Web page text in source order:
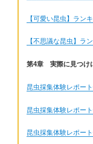
【可愛い昆虫】ラン
【不思議な昆虫】ラ
第4章 実際に見つけ
昆虫採集体験レポー
昆虫採集体験レポー
昆虫採集体験レポー